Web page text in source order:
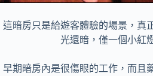
這暗房只是給遊客體驗的場景，真
光還暗，僅一個小紅
早期暗房內是很傷眼的工作，而且